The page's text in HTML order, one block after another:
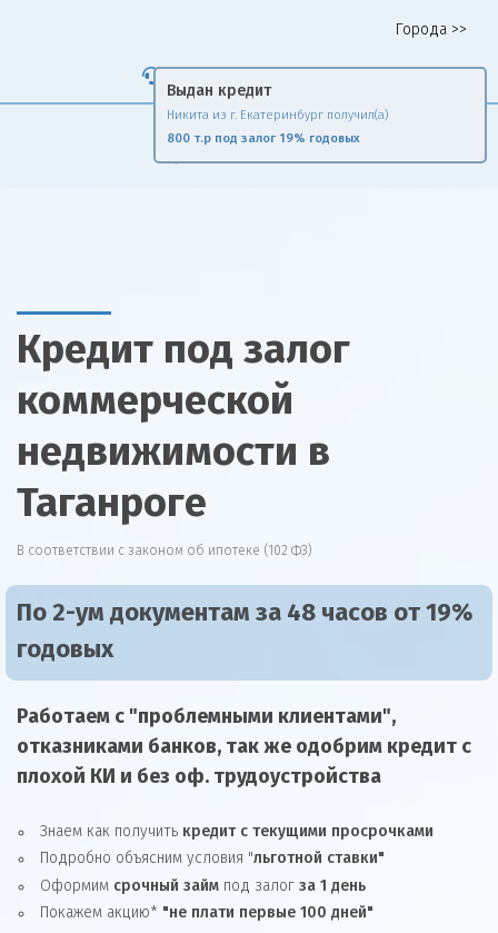
Города >>
FinRise
Кредит под залог
коммерческой
недвижимости в
Таганроге
В соответствии с законом об ипотеке (102 ФЗ)
По 2-ум документам за 48 часов от 19%
годовых
Работаем с "проблемными клиентами",
отказниками банков, так же одобрим кредит с
плохой КИ и без оф. трудоустройства
Знаем как получить кредит с текущими просрочками
Подробно объясним условия "льготной ставки"
Оформим срочный займ под залог за 1 день
Покажем акцию* "не плати первые 100 дней"